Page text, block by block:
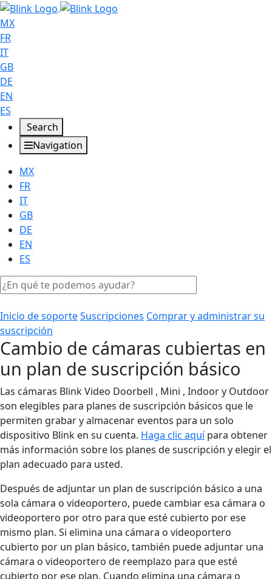
MX
FR
IT
GB
DE
EN
ES
Search
Navigation
MX
FR
IT
GB
DE
EN
ES
Inicio de soporteSuscripciones Comprar y administrar su
suscripción
Cambio de cámaras cubiertas en
un plan de suscripción básico
Las cámaras Blink Video Doorbell , Mini , Indoor y Outdoor
son elegibles para planes de suscripción básicos que le
permiten grabar y almacenar eventos para un solo
dispositivo Blink en su cuenta. Haga clic aquípara obtener
más información sobre los planes de suscripción y elegir el
plan adecuado para usted.
Después de adjuntar un plan de suscripción básico a una
sola cámara o videoportero, puede cambiar esa cámara o
videoportero por otro para que esté cubierto por ese
mismo plan. Si elimina una cámara o videoportero
cubierto por un plan básico, también puede adjuntar una
cámara o videoportero de reemplazo para que esté
cubierto por ese plan. Cuando elimina una cámara o